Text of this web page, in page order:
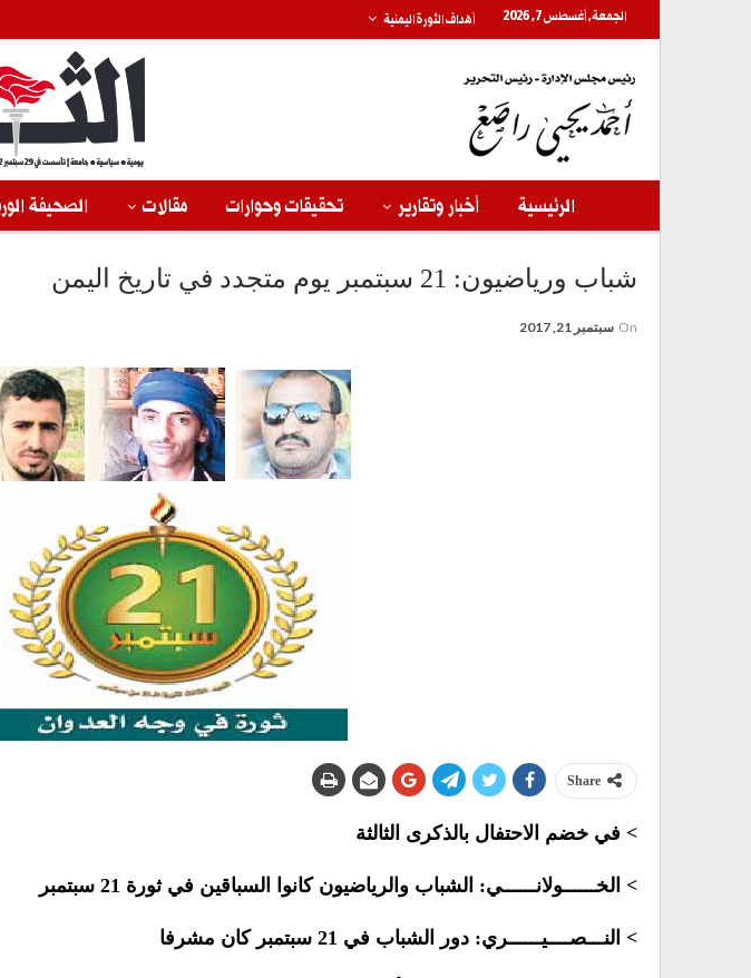
الجمعة, أغسطس 7, 2026 أهداف الثورة اليمنية
الرئيسية أخبار وتقارير تحقيقات وحوارات مقالات الصحيفة
شباب ورياضيون: 21 سبتمبر يوم متجدد في تاريخ اليمن
On سبتمبر 21, 2017
Share
> في خضم الاحتفال بالذكرى الثالثة
> الخــــــولانــــــي: الشباب والرياضيون كانوا السباقين في ثورة 21 سبتمبر
> النـــصــــيــــــري: دور الشباب في 21 سبتمبر كان مشرفا